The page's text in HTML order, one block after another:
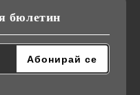
бюлетин